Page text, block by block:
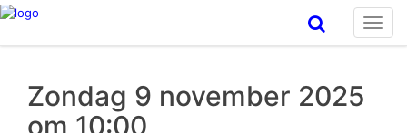
Zondag 9 november 2025
om 10:00